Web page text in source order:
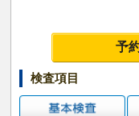
予
検査項目